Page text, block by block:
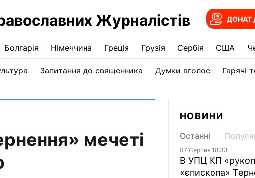
Журналістів ДОНАТ
Болгарія Німеччина Греція Грузія Сербія США
Запитання до священника Думки вголос Гарячі
мечеті
НОВИНИ
Останні
07 Серпня 18:33
В УПЦ КП
«єпископа»